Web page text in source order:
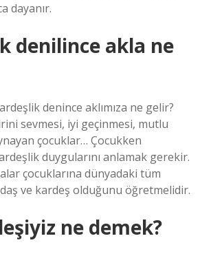
dayanır.
denilince akla ne
denince aklımıza ne gelir?
sevmesi, iyi geçinmesi, mutlu
çocuklar… Çocukken
duygularını anlamak gerekir.
çocuklarına dünyadaki tüm
ve kardeş olduğunu öğretmelidir.
ne demek?